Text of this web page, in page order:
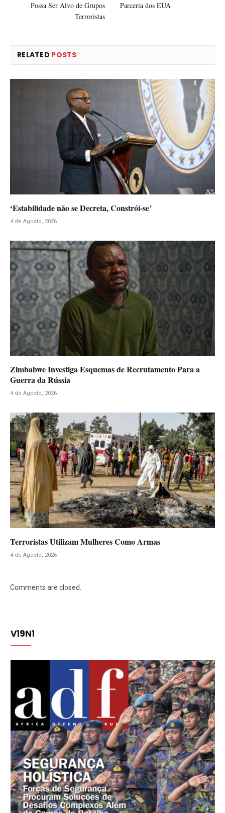
Possa Ser Alvo de Grupos
Terroristas
Parceria dos EUA
RELATED POSTS
‘Estabilidade não se Decreta, Constrói-se’
4 de Agosto, 2026
Zimbabwe Investiga Esquemas de Recrutamento Para a
Guerra da Rússia
4 de Agosto, 2026
Terroristas Utilizam Mulheres Como Armas
4 de Agosto, 2026
Comments are closed.
V19N1